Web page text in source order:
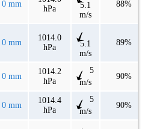
0 mm
hPa
5.1
m/s
88%
0 mm
1014.0
hPa
5.1
m/s
89%
0 mm
1014.2
hPa
5
m/s
90%
0 mm
1014.4
hPa
5
m/s
90%